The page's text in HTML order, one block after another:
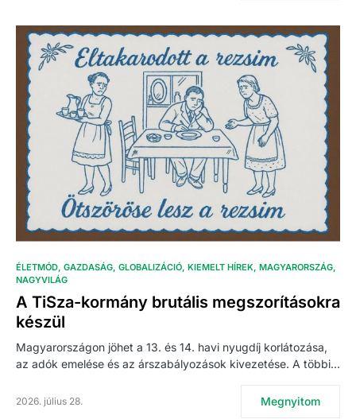
ÉLETMÓD GAZDASÁG GLOBALIZÁCIÓ KIEMELT HÍREK MAGYARORSZÁG
NAGYVILÁG
A TiSza-kormány brutális megszorításokra
készül
Magyarországon jöhet a 13. és 14. havi nyugdíj korlátozása,
az adók emelése és az árszabályozások kivezetése. A többi…
2026. július 28. Megnyitom